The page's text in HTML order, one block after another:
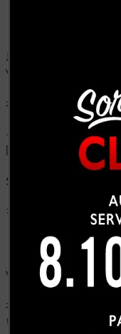
以前は他の車種でご
Y
社長。
そろそろ新しいの買
際に、入庫して間も
S63
をご案内させていた
Y
社長、この度は弊社
いました。